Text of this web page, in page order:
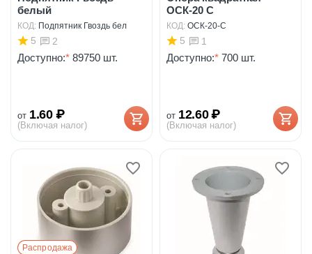
белый
КОД: Подпятник Гвоздь бел
5 2
Доступно:* 89750 шт.
от 1.60 ₽
(Включая налог)
ОСК-20 С
КОД: ОСК-20-С
5 1
Доступно:* 700 шт.
от 12.60 ₽
(Включая налог)
Распродажа